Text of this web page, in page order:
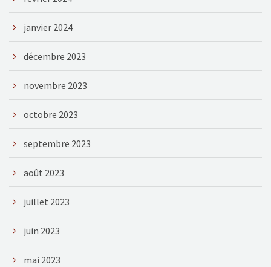
janvier 2024
décembre 2023
novembre 2023
octobre 2023
septembre 2023
août 2023
juillet 2023
juin 2023
mai 2023